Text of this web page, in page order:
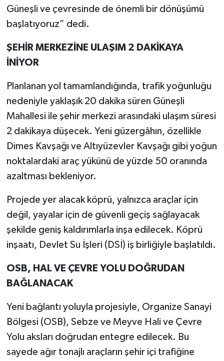
Güneşli ve çevresinde de önemli bir dönüşümü
başlatıyoruz” dedi.
ŞEHİR MERKEZİNE ULAŞIM 2 DAKİKAYA
İNİYOR
Planlanan yol tamamlandığında, trafik yoğunluğu
nedeniyle yaklaşık 20 dakika süren Güneşli
Mahallesi ile şehir merkezi arasındaki ulaşım süresi
2 dakikaya düşecek. Yeni güzergâhın, özellikle
Dimes Kavşağı ve Altıyüzevler Kavşağı gibi yoğun
noktalardaki araç yükünü de yüzde 50 oranında
azaltması bekleniyor.
Projede yer alacak köprü, yalnızca araçlar için
değil, yayalar için de güvenli geçiş sağlayacak
şekilde geniş kaldırımlarla inşa edilecek. Köprü
inşaatı, Devlet Su İşleri (DSİ) iş birliğiyle başlatıldı.
OSB, HAL VE ÇEVRE YOLU DOĞRUDAN
BAĞLANACAK
Yeni bağlantı yoluyla projesiyle, Organize Sanayi
Bölgesi (OSB), Sebze ve Meyve Hali ve Çevre
Yolu aksları doğrudan entegre edilecek. Bu
sayede ağır tonajlı araçların şehir içi trafiğine